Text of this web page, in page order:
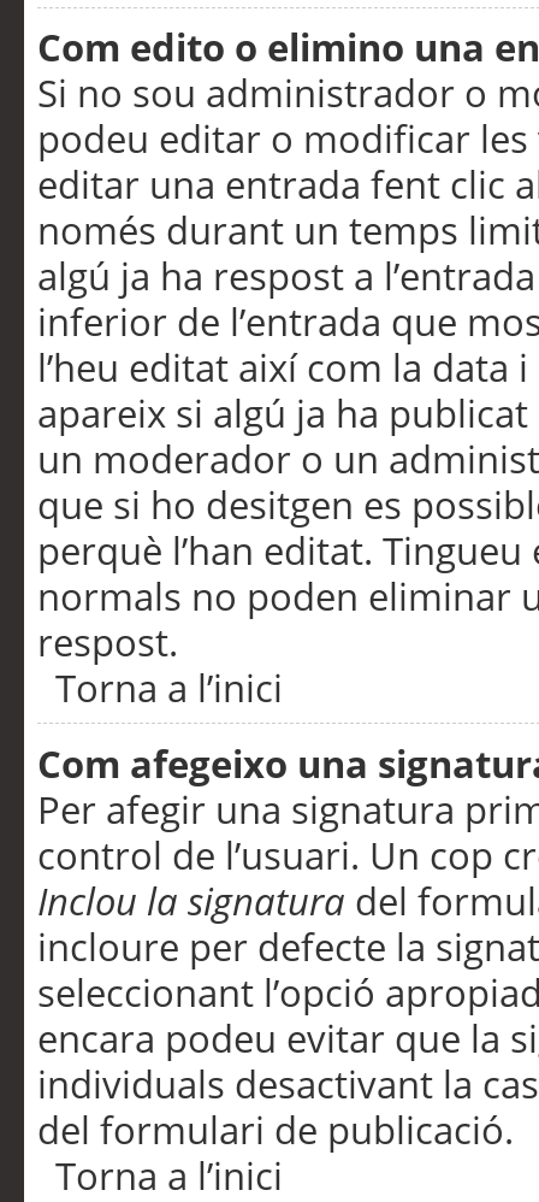
Com edito o elimino una
Si no sou administrador o
podeu editar o modificar
editar una entrada fent clic
només durant un temps
algú ja ha respost a
inferior de l’entrada que
l’heu editat així com la data
apareix si algú ja ha
un moderador o un
que si ho desitgen es
perquè l’han editat.
normals no poden eliminar
respost.
Torna a l’inici
Com afegeixo una
Per afegir una signatura
control de l’usuari. Un cop
Inclou la signatura del
incloure per defecte la
seleccionant l’opció
encara podeu evitar que la
individuals desactivant la
del formulari de publicació.
Torna a l’inici